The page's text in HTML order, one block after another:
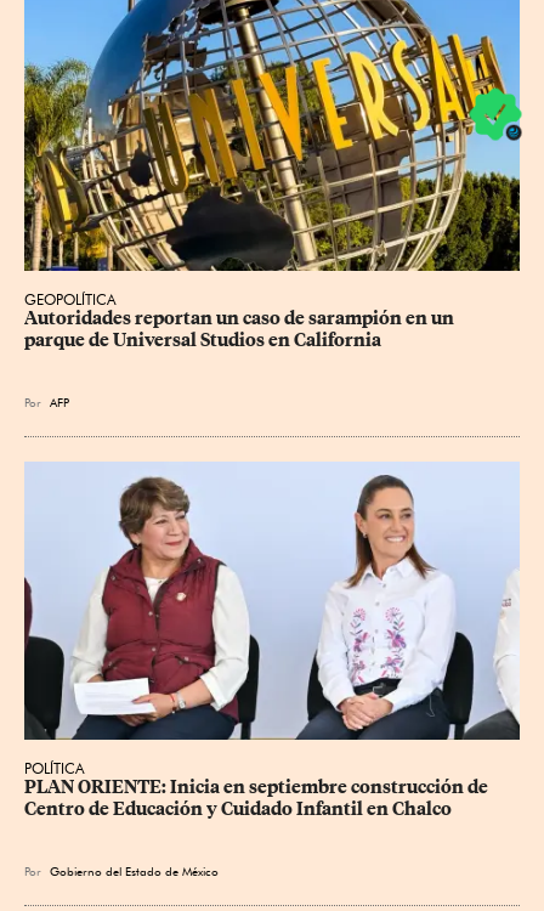
GEOPOLÍTICA
Autoridades reportan un caso de sarampión en un
parque de Universal Studios en California
Por AFP
POLÍTICA
PLAN ORIENTE: Inicia en septiembre construcción de
Centro de Educación y Cuidado Infantil en Chalco
Por Gobierno del Estado de México